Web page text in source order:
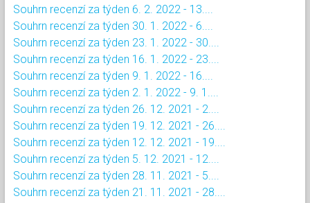
Souhrn recenzí za týden 6. 2. 2022 - 13....
Souhrn recenzí za týden 30. 1. 2022 - 6....
Souhrn recenzí za týden 23. 1. 2022 - 30....
Souhrn recenzí za týden 16. 1. 2022 - 23....
Souhrn recenzí za týden 9. 1. 2022 - 16....
Souhrn recenzí za týden 2. 1. 2022 - 9. 1....
Souhrn recenzí za týden 26. 12. 2021 - 2....
Souhrn recenzí za týden 19. 12. 2021 - 26....
Souhrn recenzí za týden 12. 12. 2021 - 19....
Souhrn recenzí za týden 5. 12. 2021 - 12....
Souhrn recenzí za týden 28. 11. 2021 - 5....
Souhrn recenzí za týden 21. 11. 2021 - 28....